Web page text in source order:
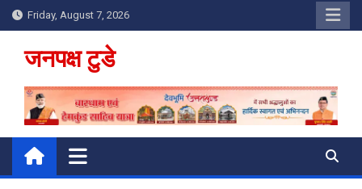
Skip
to
content
Friday, August 7, 2026
जनपक्ष टुडे